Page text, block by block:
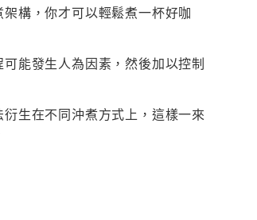
構，你才可以輕鬆煮一杯好咖
能發生人為因素，然後加以控制
生在不同沖煮方式上，這樣一來